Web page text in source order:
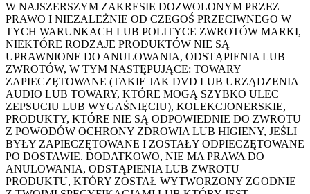
W NAJSZERSZYM ZAKRESIE DOZWOLONYM PRZEZ
PRAWO I NIEZALEŻNIE OD CZEGOŚ PRZECIWNEGO W
TYCH WARUNKACH LUB POLITYCE ZWROTÓW MARKI,
NIEKTÓRE RODZAJE PRODUKTÓW NIE SĄ
UPRAWNIONE DO ANULOWANIA, ODSTĄPIENIA LUB
ZWROTÓW, W TYM NASTĘPUJĄCE: TOWARY
ZAPIECZĘTOWANE (TAKIE JAK DVD LUB URZĄDZENIA
AUDIO LUB TOWARY, KTÓRE MOGĄ SZYBKO ULEC
ZEPSUCIU LUB WYGAŚNIĘCIU), KOLEKCJONERSKIE,
PRODUKTY, KTÓRE NIE SĄ ODPOWIEDNIE DO ZWROTU
Z POWODÓW OCHRONY ZDROWIA LUB HIGIENY, JEŚLI
BYŁY ZAPIECZĘTOWANE I ZOSTAŁY ODPIECZĘTOWANE
PO DOSTAWIE. DODATKOWO, NIE MA PRAWA DO
ANULOWANIA, ODSTĄPIENIA LUB ZWROTU
PRODUKTU, KTÓRY ZOSTAŁ WYTWORZONY ZGODNIE